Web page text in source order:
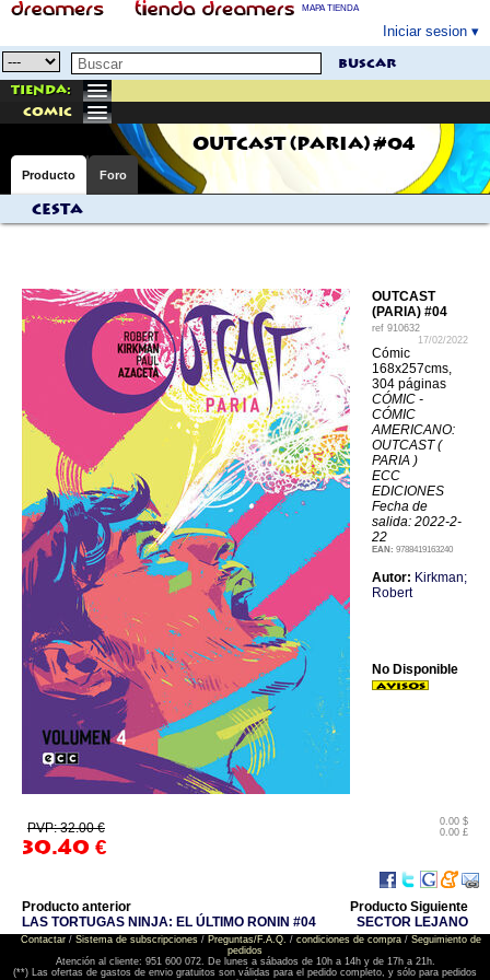
MAPA TIENDA
Iniciar sesion
buscar
Tienda:
comic
OUTCAST (PARIA) #04
Producto Foro
Cesta
OUTCAST
(PARIA) #04
ref 910632
17/02/2022
Cómic
168x257cms,
304 páginas
CÓMIC -
CÓMIC
AMERICANO:
OUTCAST (
PARIA )
ECC
EDICIONES
Fecha de
salida: 2022-2-
22
EAN: 9788419163240
Autor: Kirkman;
Robert
PVP: 32.00 €
30.40 €
0.00 $
0.00 £
No Disponible
Producto anterior
LAS TORTUGAS NINJA: EL ÚLTIMO RONIN #04
Producto Siguiente
SECTOR LEJANO
Contactar/ Sistema de subscripciones/ Preguntas/F.A.Q. / condiciones de compra/ Seguimiento de
pedidos
Atención al cliente: 951 600 072. De lunes a sábados de 10h a 14h y de 17h a 21h.
(**) Las ofertas de gastos de envio gratuitos son válidas para el pedido completo, y sólo para pedidos